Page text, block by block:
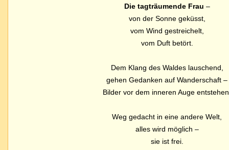
Die tagträumende Frau –
von der Sonne geküsst,
vom Wind gestreichelt,
vom Duft betört.
Dem Klang des Waldes lauschend,
gehen Gedanken auf Wanderschaft –
Bilder vor dem inneren Auge
Weg gedacht in eine andere Welt,
alles wird möglich –
sie ist frei.